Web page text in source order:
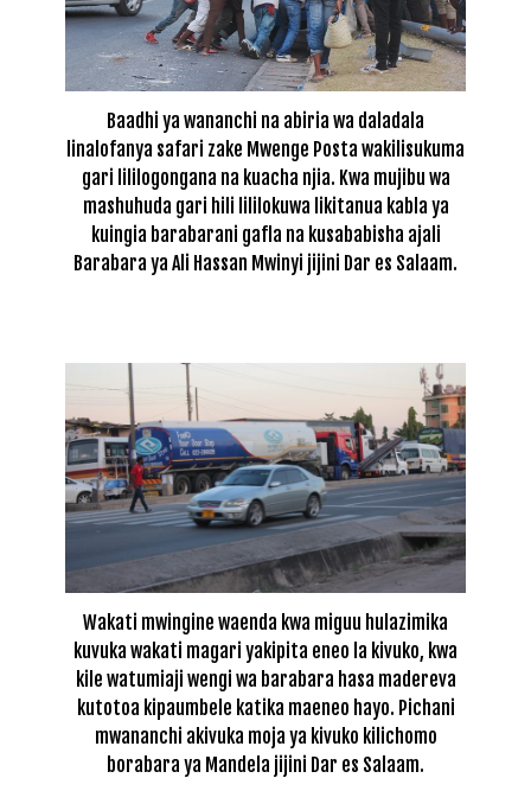
Baadhi ya wananchi na abiria wa daladala
linalofanya safari zake Mwenge Posta wakilisukuma
gari lililogongana na kuacha njia. Kwa mujibu wa
mashuhuda gari hili lililokuwa likitanua kabla ya
kuingia barabarani gafla na kusababisha ajali
Barabara ya Ali Hassan Mwinyi jijini Dar es Salaam.
Wakati mwingine waenda kwa miguu hulazimika
kuvuka wakati magari yakipita eneo la kivuko, kwa
kile watumiaji wengi wa barabara hasa madereva
kutotoa kipaumbele katika maeneo hayo. Pichani
mwananchi akivuka moja ya kivuko kilichomo
borabara ya Mandela jijini Dar es Salaam.